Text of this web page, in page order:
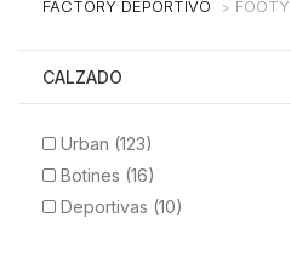
FOOTY
CALZADO
Urban (123)
Botines (16)
Deportivas (10)